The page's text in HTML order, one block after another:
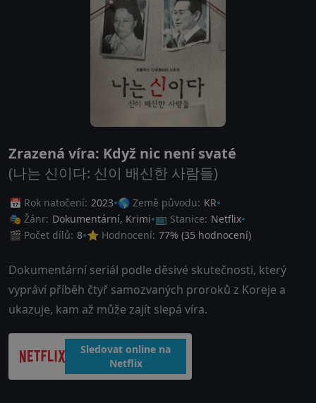
Zrazená víra: Když nic není svaté
(나는 신이다: 신이 배신한 사람들)
📅 Rok natočení: 2023 🌎 Země původu: KR
🎭 Žánr: Dokumentární, Krimi 📺 Stanice: Netflix
🎬 Počet dílů: 8 ⭐ Hodnocení: 77% (35 hodnocení)
Dokumentární seriál podle děsivé skutečnosti, který
vypráví příběh čtyř samozvaných proroků z Koreje a
ukazuje, kam až může zajít slepá víra.
Sledovat online na
Netflix